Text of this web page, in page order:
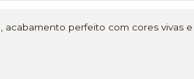
acabamento perfeito com cores vivas